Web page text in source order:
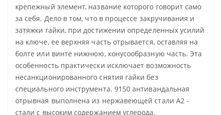
крепежный элемент, название которого говорит само
за себя. Дело в том, что в процессе закручивания и
затяжки гайки, при достижении определенных усилий
на ключе, ее верхняя часть отрывается, оставляя на
болте или винте нижнюю, конусообразную часть. Эта
особенность практически исключает возможность
несанкционированного снятия гайки без
специального инструмента. 9150 антивандальная
отрывная выполнена из нержавеющей стали А2 -
стали с высоким содержанием углерода.